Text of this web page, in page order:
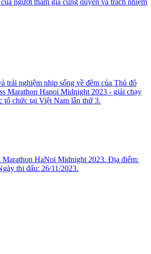
người tham gia cùng quyền và trách nhiệm
trải nghiệm nhịp sống về đêm của Thủ đô
Marathon Hanoi Midnight 2023 - giải chạy
tổ chức tại Việt Nam lần thứ 3.
Marathon HaNoi Midnight 2023. Địa điểm:
thi đấu: 26/11/2023.